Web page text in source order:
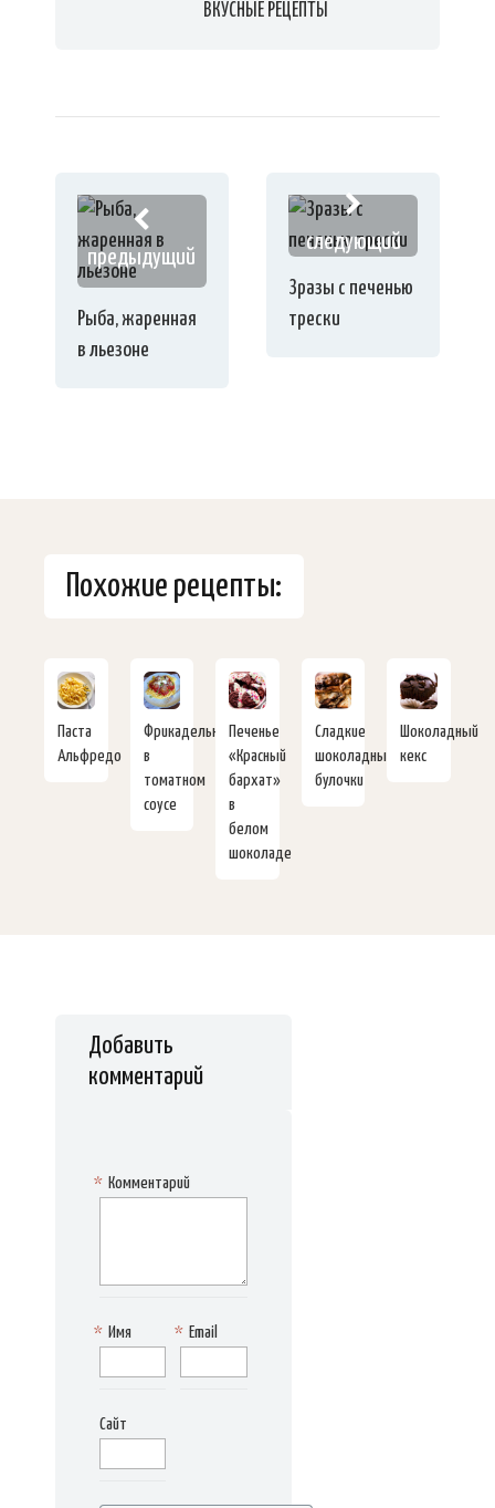
ВКУСНЫЕ РЕЦЕПТЫ
предыдущий
Рыба, жаренная
в льезоне
следующий
Зразы с печенью
трески
Похожие рецепты:
Паста
Альфредо
Фрикадельки
в
томатном
соусе
Печенье
«Красный
бархат»
в
белом
шоколаде
Сладкие
шоколадные
булочки
Шоколадный
кекс
Добавить
комментарий
Комментарий
*
Имя
* Email
*
Сайт